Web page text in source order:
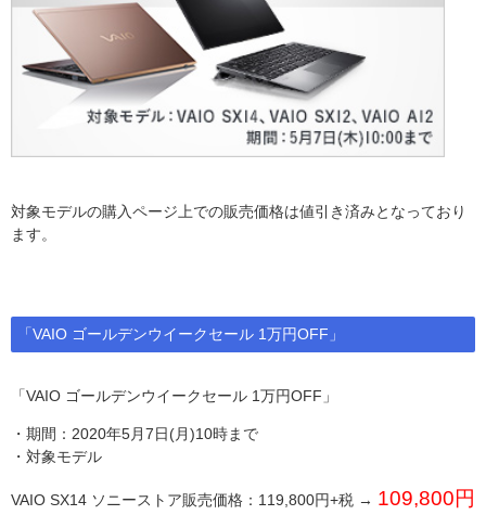
対象モデルの購入ページ上での販売価格は値引き済みとなっており
ます。
「VAIO ゴールデンウイークセール 1万円OFF」
「VAIO ゴールデンウイークセール 1万円OFF」
・期間：2020年5月7日(月)10時まで
・対象モデル
VAIO SX14 ソニーストア販売価格：119,800円+税 → 109,800円